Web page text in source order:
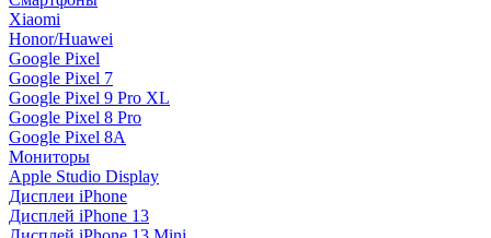
Xiaomi
Honor/Huawei
Google Pixel
Google Pixel 7
Google Pixel 9 Pro XL
Google Pixel 8 Pro
Google Pixel 8A
Мониторы
Apple Studio Display
Дисплеи iPhone
Дисплей iPhone 13